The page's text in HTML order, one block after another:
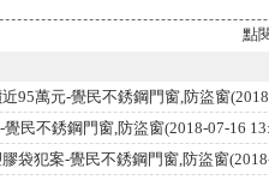
點
95萬元-覺民不銹鋼門窗,防盜窗
民不銹鋼門窗,防盜窗(2018-07-16
袋犯案-覺民不銹鋼門窗,防盜窗